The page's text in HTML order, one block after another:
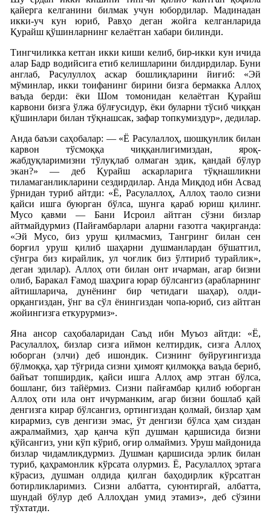
қайерга келганини билмак учун юбордилар. Мадинадан
икки-уч кун юриб, Равҳо деган жойга келганларида
Қурайш қўшинларнинг келаётган хабари билинди.
Тингчиликка кетган икки киши келиб, бир-икки кун ичида
алар Бадр водийсига етиб келишларини билдирдилар. Буни
англаб, Расулуллоҳ аскар бошлиқларини йиғиб: «Эй
мўминлар, икки тоифанинг бирини бизга бермакка Аллоҳ
ваъда берди: ёки Шом томонидан келаётган Қурайш
карвони бизга ўлжа бўлғусидур, ёки буларни тўсиб чиққан
қўшинлари билан тўқнашсак, зафар топкумиздур», дедилар.
Анда баъзи саҳобалар: — «Ё Расулаллоҳ, шошқунлик билан
карвон тўсмоққа чиққанлигимиздан, яроқ-
жабдуқларимизни тўлуқлаб олмаган эдик, қандай бўлур
экан?» — деб Қурайш аскарларига тўқнашликни
тиламаганликларини сездирдилар. Анда Миқдод ибн Асвад
ўрнидан туриб айтди: «Ё, Расулаллоҳ, Аллоҳ таоло сизни
қайси ишга буюрган бўлса, шунга қараб юриш қилинг.
Мусо қавми — Бани Исроил айтган сўзни бизлар
айтмайдурмиз (Пайғамбарлари аларни ғазотга чақирганда:
«Эй Мусо, биз уруш қилмасмиз, Тангринг билан сен
борғил уруш қилиб шаҳарни душманлардан бўшатгил,
сўнгра биз кирайлик, ул чоғлик биз ўлтириб турайлик»,
деган эдилар). Аллоҳ оти билан онт ичарман, агар бизни
олиб, Баракал Ғамод шаҳрига юрар бўлсангиз (арабларнинг
айтишларича, дунёнинг бир четидаги шаҳар), олди-
орқангиздан, ўнг ва сўл ёнингиздан чопа-юриб, сиз айтган
жойингизга еткурурмиз».
Яна ансор саҳобаларидан Саъд ибн Муъоз айтди: «Ё,
Расулаллоҳ, бизлар сизга иймон келтирдик, сизга Аллоҳ
юборган (элчи) деб ишондик. Сизнинг буйруғингизда
бўлмоққа, ҳар тўғрида сизни ҳимоят қилмоққа ваъда бериб,
байъат топширдик, қайси ишга Аллоҳ амр этган бўлса,
бошланг, биз тайёрмиз. Сизни пайғамбар қилиб юборган
Аллоҳ оти ила онт ичурманким, агар бизни бошлаб қай
денгизга кирар бўлсангиз, ортингиздан қолмай, бизлар ҳам
кирармиз, сув денгизи эмас, ўт денгизи бўлса ҳам сиздан
ажралмаймиз, ҳар қанча кўп душман қаршисида бизни
қўйсангиз, уни кўп кўриб, оғир олмаймиз. Уруш майдонида
бизлар чидамликдурмиз. Душман қаршисида эрлик билан
туриб, қаҳрамонлик кўрсата олурмиз. Ё, Расулаллоҳ эртага
кўрасиз, душман олдида қилган баҳодирлик кўрсатган
ботирликларимиз. Сизни албатта, суюнтиргай, албатта,
шундай бўлур деб Аллоҳдан умид этамиз», деб сўзини
тўхтатди.